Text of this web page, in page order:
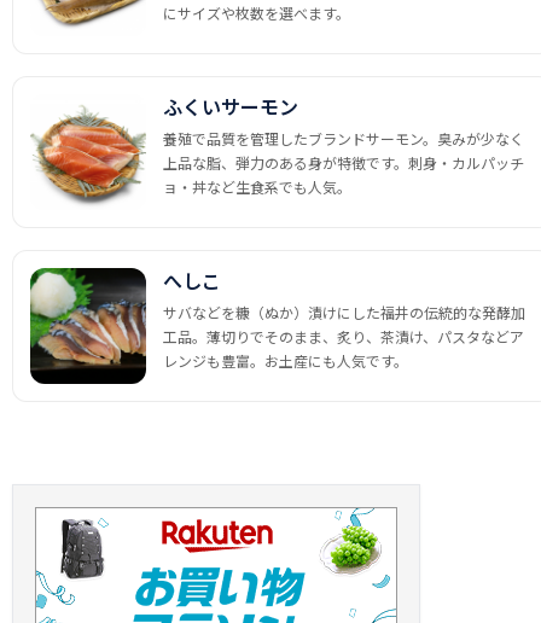
にサイズや枚数を選べます。
ふくいサーモン
養殖で品質を管理したブランドサーモン。臭みが少なく
上品な脂、弾力のある身が特徴です。刺身・カルパッチ
ョ・丼など生食系でも人気。
へしこ
サバなどを糠（ぬか）漬けにした福井の伝統的な発酵加
工品。薄切りでそのまま、炙り、茶漬け、パスタなどア
レンジも豊富。お土産にも人気です。